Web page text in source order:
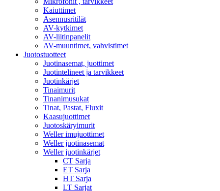
Kaiuttimet
Asennusritilät
AV-kytkimet
AV-liitinpanelit
AV-muuntimet, vahvistimet
Juotostuotteet
Juotinasemat, juottimet
Juotintelineet ja tarvikkeet
Juotinkärjet
Tinaimurit
Tinanimusukat
Tinat, Pastat, Fluxit
Kaasujuottimet
Juotoskäryimurit
Weller imujuottimet
Weller juotinasemat
Weller juotinkärjet
CT Sarja
ET Sarja
HT Sarja
LT Sarjat